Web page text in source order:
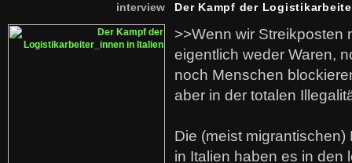
interview Der Kampf der
>>Wenn wir Streikposten
eigentlich weder Waren,
noch Menschen
aber in der totalen
Die (meist
in Italien haben es in den